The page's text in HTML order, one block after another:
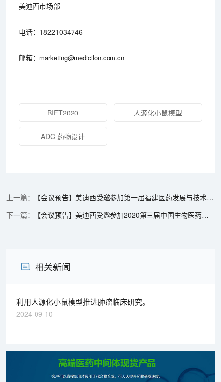
美迪西市场部
电话：18221034746
邮箱： marketing@medicilon.com.cn
BIFT2020 人源化小鼠模型
ADC 药物设计
【会议预告】美迪西受邀参加第一届福建医药发展与技术交流会
【会议预告】美迪西受邀参加2020第三届中国生物医药创新合作大会
相关新闻
利用人源化小鼠模型推进肿瘤临床研究。
2024-09-10